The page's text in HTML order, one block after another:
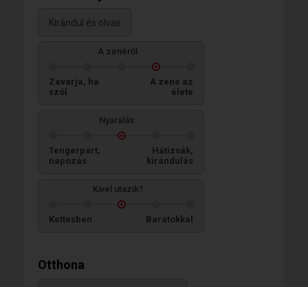
Kirándul és olvas
A zenéről
Zavarja, ha
szól
A zene az
élete
Nyaralás:
Tengerpart,
napozás
Hátizsák,
kirándulás
Kivel utazik?
Kettesben Barátokkal
Otthona